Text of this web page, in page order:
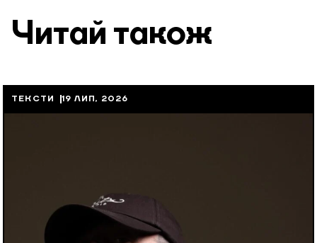
Читай також
ТЕКСТИ 19 ЛИП, 2026